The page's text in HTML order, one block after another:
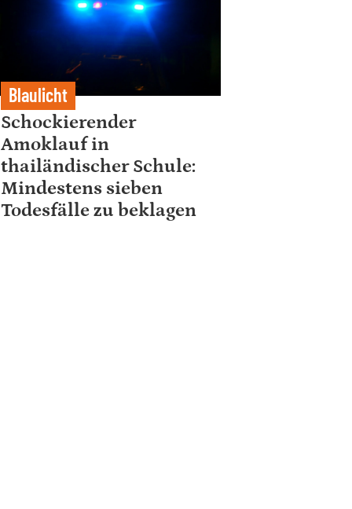
Blaulicht
Schockierender
Amoklauf in
thailändischer Schule:
Mindestens sieben
Todesfälle zu beklagen